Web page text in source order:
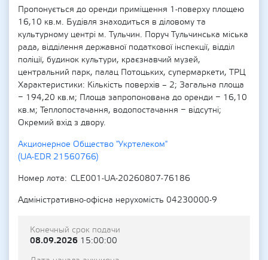
Пропонується до оренди приміщення 1-поверху площею
16,10 кв.м. Будівля знаходиться в діловому та
культурному центрі м. Тульчин. Поруч Тульчинська міська
рада, відділення державної податкової інспекції, відділ
поліції, будинок культури, краєзнавчий музей,
центральний парк, палац Потоцьких, супермаркети, ТРЦ
Характеристики: Кількість поверхів – 2; Загальна площа
− 194,20 кв.м; Площа запропонована до оренди − 16,10
кв.м; Теплопостачання, водопостачання − відсутні;
Окремий вхід з двору.
Акционерное Общество "Укртелеком"
(UA-EDR 21560766)
Номер лота
CLE001-UA-20260807-76186
Адміністративно-офісна нерухомість 04230000-9
Конечный срок подачи
08.09.2026 15:00:00